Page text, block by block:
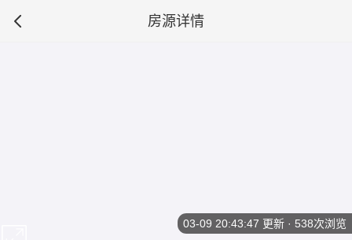
房源详情
03-09 20:43:47 更新 · 538次浏览